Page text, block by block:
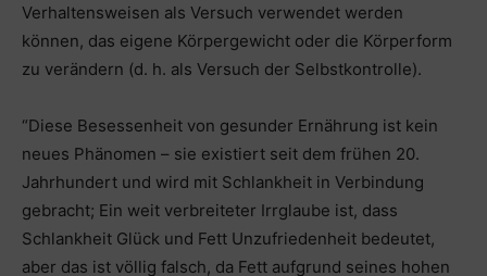
Verhaltensweisen als Versuch verwendet werden
können, das eigene Körpergewicht oder die Körperform
zu verändern (d. h. als Versuch der Selbstkontrolle).
“Diese Besessenheit von gesunder Ernährung ist kein
neues Phänomen – sie existiert seit dem frühen 20.
Jahrhundert und wird mit Schlankheit in Verbindung
gebracht; Ein weit verbreiteter Irrglaube ist, dass
Schlankheit Glück und Fett Unzufriedenheit bedeutet,
aber das ist völlig falsch, da Fett aufgrund seines hohen